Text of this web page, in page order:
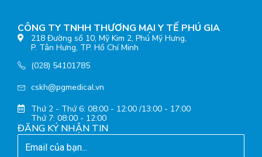
CÔNG TY TNHH THƯƠNG MẠI Y TẾ PHÚ GIA
218 Đường số 10, Mỹ Kim 2, Phú Mỹ Hưng,
P. Tân Hưng, TP. Hồ Chí Minh
(028) 54101785
cskh@pgmedical.vn
Thứ 2 - Thứ 6: 08:00 - 12:00 /13:00 - 17:00
Thứ 7: 08:00 - 12:00
ĐĂNG KÝ NHẬN TIN